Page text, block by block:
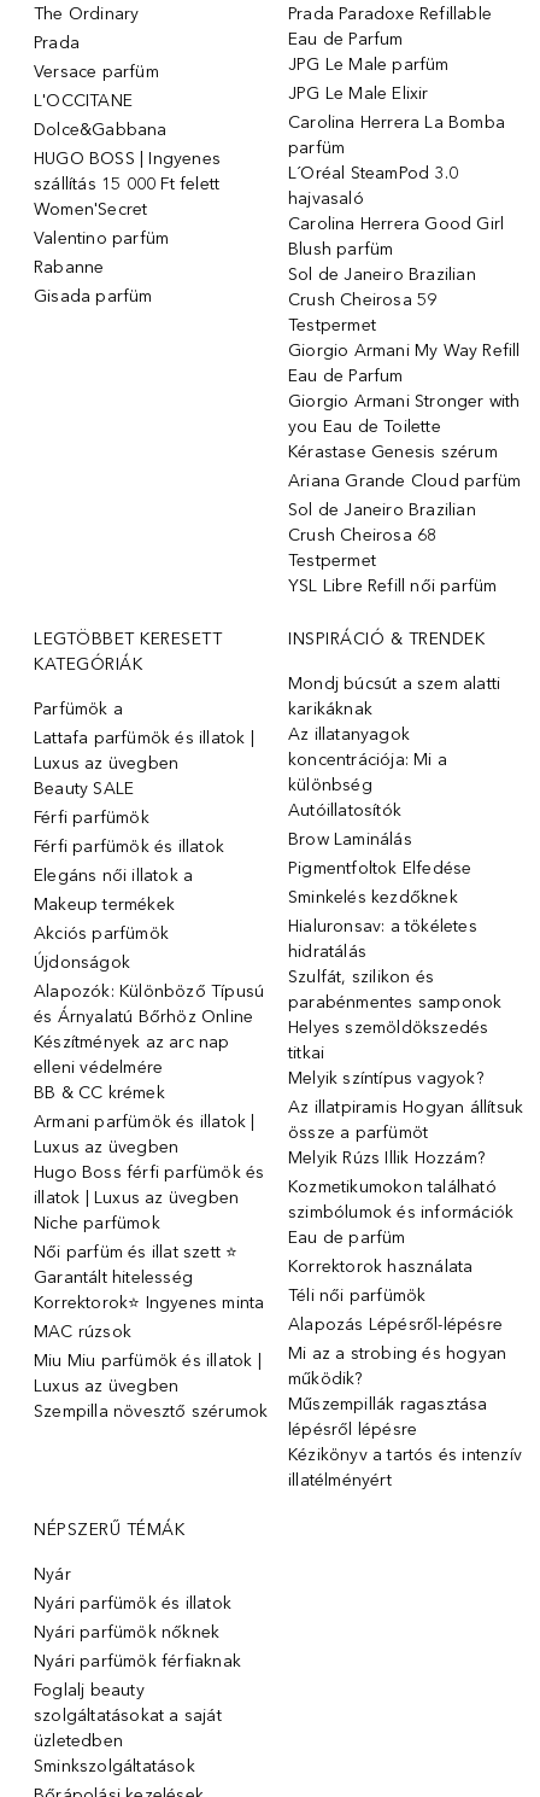
The Ordinary
Prada
Versace parfüm
L'OCCITANE
Dolce&Gabbana
HUGO BOSS | Ingyenes
szállítás 15 000 Ft felett
Women'Secret
Valentino parfüm
Rabanne
Gisada parfüm
Prada Paradoxe Refillable
Eau de Parfum
JPG Le Male parfüm
JPG Le Male Elixir
Carolina Herrera La Bomba
parfüm
L´Oréal SteamPod 3.0
hajvasaló
Carolina Herrera Good Girl
Blush parfüm
Sol de Janeiro Brazilian
Crush Cheirosa 59
Testpermet
Giorgio Armani My Way Refill
Eau de Parfum
Giorgio Armani Stronger with
you Eau de Toilette
Kérastase Genesis szérum
Ariana Grande Cloud parfüm
Sol de Janeiro Brazilian
Crush Cheirosa 68
Testpermet
YSL Libre Refill női parfüm
LEGTÖBBET KERESETT
KATEGÓRIÁK
Parfümök ️a
Lattafa parfümök és illatok |
Luxus az üvegben
Beauty SALE
Férfi parfümök
Férfi parfümök és illatok
Elegáns női illatok ️a
Makeup termékek
Akciós parfümök
Újdonságok
Alapozók: Különböző Típusú
és Árnyalatú Bőrhöz Online
Készítmények az arc nap
elleni védelmére
BB & CC krémek
Armani parfümök és illatok |
Luxus az üvegben
Hugo Boss férfi parfümök és
illatok | Luxus az üvegben
Niche parfümok
Női parfüm és illat szett ⭐
Garantált hitelesség
Korrektorok⭐ Ingyenes minta
MAC rúzsok
Miu Miu parfümök és illatok |
Luxus az üvegben
Szempilla növesztő szérumok
INSPIRÁCIÓ & TRENDEK
Mondj búcsút a szem alatti
karikáknak
Az illatanyagok
koncentrációja: Mi a
különbség
Autóillatosítók
Brow Laminálás
Pigmentfoltok Elfedése
Sminkelés kezdőknek
Hialuronsav: a tökéletes
hidratálás
Szulfát, szilikon és
parabénmentes samponok
Helyes szemöldökszedés
titkai
Melyik színtípus vagyok?
Az illatpiramis Hogyan állítsuk
össze a parfümöt
Melyik Rúzs Illik Hozzám?
Kozmetikumokon található
szimbólumok és információk
Eau de parfüm
Korrektorok használata
Téli női parfümök
Alapozás Lépésről-lépésre
Mi az a strobing és hogyan
működik?
Műszempillák ragasztása
lépésről lépésre
Kézikönyv a tartós és intenzív
illatélményért
NÉPSZERŰ TÉMÁK
Nyár
Nyári parfümök és illatok
Nyári parfümök nőknek
Nyári parfümök férfiaknak
Foglalj beauty
szolgáltatásokat a saját
üzletedben
Sminkszolgáltatások